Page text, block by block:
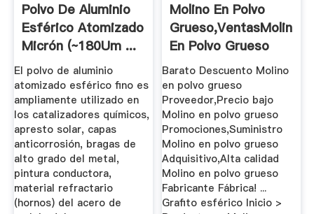
Polvo De Aluminio
Esférico Atomizado
Micrón (~180Um ...
El polvo de aluminio
atomizado esférico fino es
ampliamente utilizado en
los catalizadores químicos,
apresto solar, capas
anticorrosión, bragas de
alto grado del metal,
pintura conductora,
material refractario
(hornos) del acero de
Molino En Polvo
Grueso,VentasMolino
En Polvo Grueso
Por Mayor
Barato Descuento Molino
en polvo grueso
Proveedor,Precio bajo
Molino en polvo grueso
Promociones,Suministro
Molino en polvo grueso
Adquisitivo,Alta calidad
Molino en polvo grueso
Fabricante Fábrica! ...
Grafito esférico Inicio >